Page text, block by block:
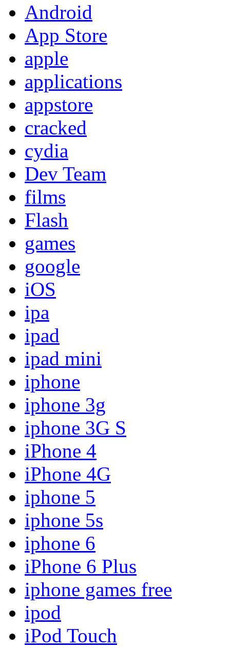
Android
App Store
apple
applications
appstore
cracked
cydia
Dev Team
films
Flash
games
google
iOS
ipa
ipad
ipad mini
iphone
iphone 3g
iphone 3G S
iPhone 4
iPhone 4G
iphone 5
iphone 5s
iphone 6
iPhone 6 Plus
iphone games free
ipod
iPod Touch